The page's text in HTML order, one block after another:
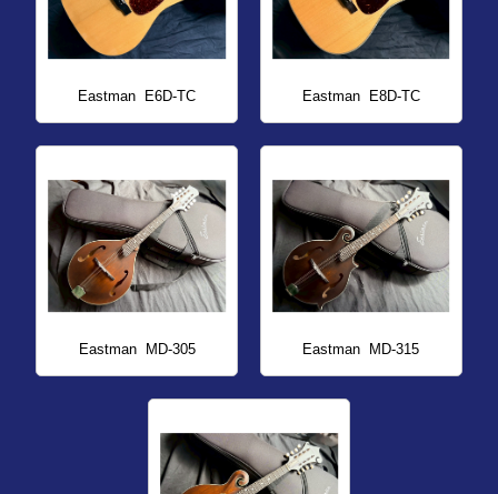
Eastman E6D-TC Eastman E8D-TC
Eastman MD-305 Eastman MD-315